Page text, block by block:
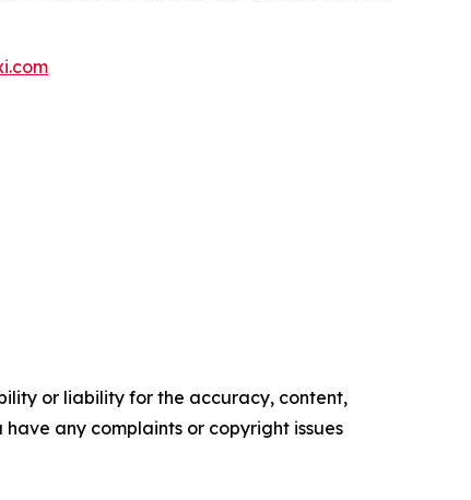
or liability for the accuracy, content,
any complaints or copyright issues